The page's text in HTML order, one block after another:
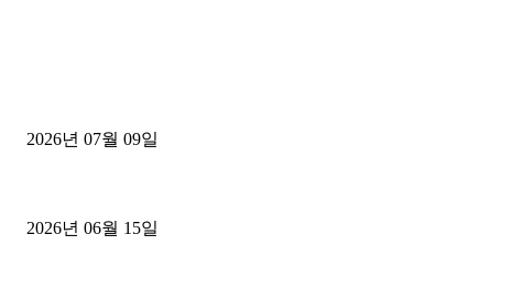
2026년 07월 09일
2026년 06월 15일